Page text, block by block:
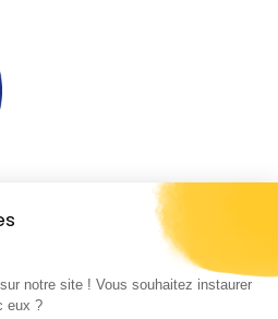
notre site ! Vous souhaitez instaurer
eux ?
légales
de vente
Plan du site